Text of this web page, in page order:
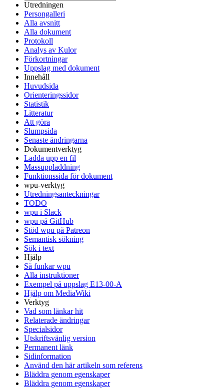
Utredningen
Persongalleri
Alla avsnitt
Alla dokument
Protokoll
Analys av Kulor
Förkortningar
Uppslag med dokument
Innehåll
Huvudsida
Orienteringssidor
Statistik
Litteratur
Att göra
Slumpsida
Senaste ändringarna
Dokumentverktyg
Ladda upp en fil
Massuppladdning
Funktionssida för dokument
wpu-verktyg
Utredningsanteckningar
TODO
wpu i Slack
wpu på GitHub
Stöd wpu på Patreon
Semantisk sökning
Sök i text
Hjälp
Så funkar wpu
Alla instruktioner
Exempel på uppslag E13-00-A
Hjälp om MediaWiki
Verktyg
Vad som länkar hit
Relaterade ändringar
Specialsidor
Utskriftsvänlig version
Permanent länk
Sidinformation
Använd den här artikeln som referens
Bläddra genom egenskaper
Bläddra genom egenskaper